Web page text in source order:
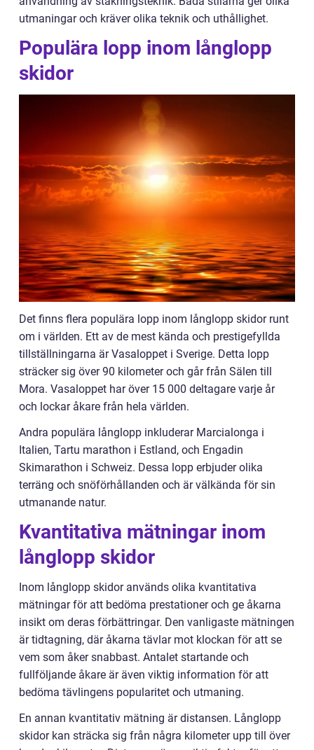
utmaningar och kräver olika teknik och uthållighet.
Populära lopp inom långlopp
skidor
Det finns flera populära lopp inom långlopp skidor runt
om i världen. Ett av de mest kända och prestigefyllda
tillställningarna är Vasaloppet i Sverige. Detta lopp
sträcker sig över 90 kilometer och går från Sälen till
Mora. Vasaloppet har över 15 000 deltagare varje år
och lockar åkare från hela världen.
Andra populära långlopp inkluderar Marcialonga i
Italien, Tartu marathon i Estland, och Engadin
Skimarathon i Schweiz. Dessa lopp erbjuder olika
terräng och snöförhållanden och är välkända för sin
utmanande natur.
Kvantitativa mätningar inom
långlopp skidor
Inom långlopp skidor används olika kvantitativa
mätningar för att bedöma prestationer och ge åkarna
insikt om deras förbättringar. Den vanligaste mätningen
är tidtagning, där åkarna tävlar mot klockan för att se
vem som åker snabbast. Antalet startande och
fullföljande åkare är även viktig information för att
bedöma tävlingens popularitet och utmaning.
En annan kvantitativ mätning är distansen. Långlopp
skidor kan sträcka sig från några kilometer upp till över